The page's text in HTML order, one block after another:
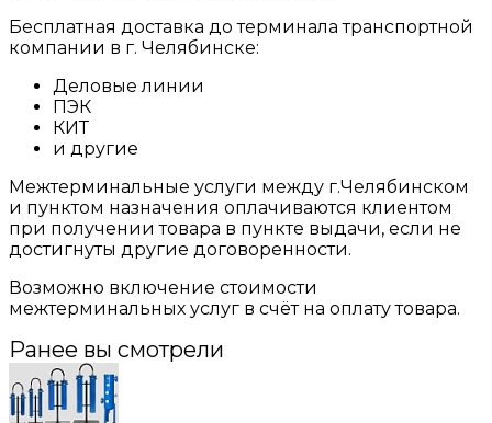
Бесплатная доставка до терминала транспортной
компании в г. Челябинске:
Деловые линии
ПЭК
КИТ
и другие
Межтерминальные услуги между г.Челябинском
и пунктом назначения оплачиваются клиентом
при получении товара в пункте выдачи, если не
достигнуты другие договоренности.
Возможно включение стоимости
межтерминальных услуг в счёт на оплату товара.
Ранее вы смотрели